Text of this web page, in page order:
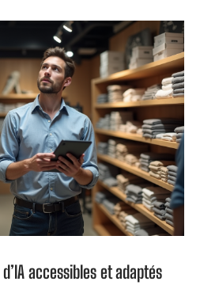
accessibles et adaptés